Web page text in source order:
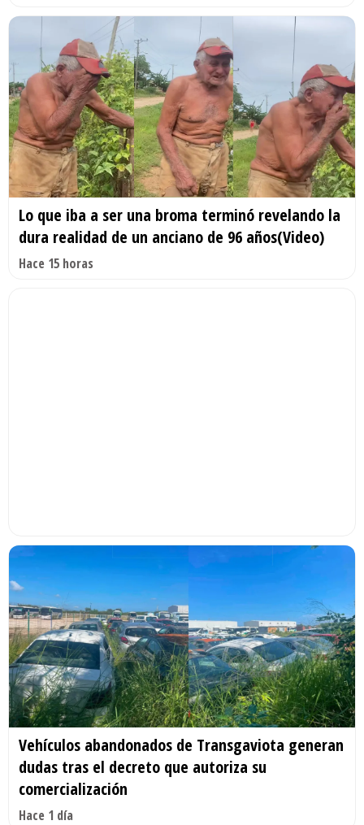
Lo que iba a ser una broma terminó revelando la
dura realidad de un anciano de 96 años(Video)
Hace 15 horas
Vehículos abandonados de Transgaviota generan
dudas tras el decreto que autoriza su
comercialización
Hace 1 día